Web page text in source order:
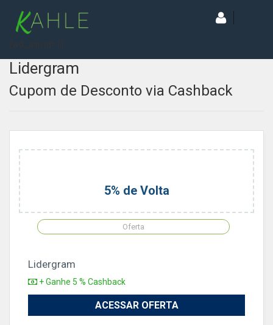
Lidergram
Cupom de Desconto via Cashback
5% de Volta
Oferta
Lidergram
+ Ganhe 5 % Cashback
ACESSAR OFERTA